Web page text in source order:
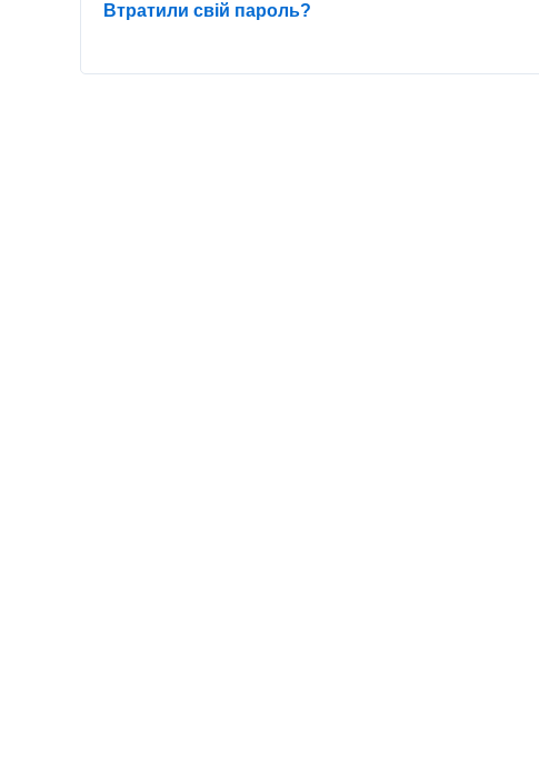
Втратили свій пароль?